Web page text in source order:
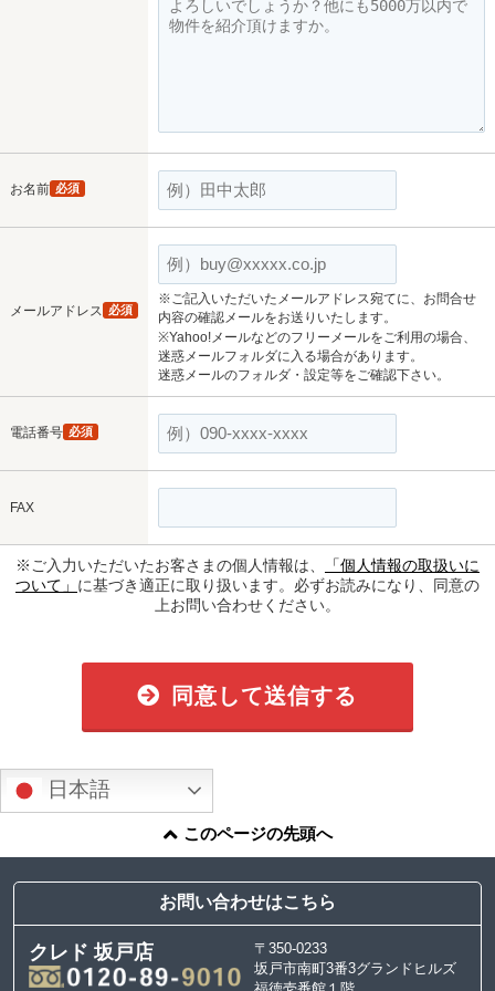
お名前 必須
メールアドレス 必須
※ご記入いただいたメールアドレス宛てに、お問合せ
内容の確認メールをお送りいたします。
※Yahoo!メールなどのフリーメールをご利用の場合、
迷惑メールフォルダに入る場合があります。
迷惑メールのフォルダ・設定等をご確認下さい。
電話番号 必須
FAX
※ご入力いただいたお客さまの個人情報は、
「個人情報の取扱いに
ついて」 に基づき適正に取り扱います。必ずお読みになり、同意の
上お問い合わせください。
同意して送信する
日本語
このページの先頭へ
お問い合わせはこちら
クレド 坂戸店
〒350-0233
坂戸市南町3番3グランドヒルズ